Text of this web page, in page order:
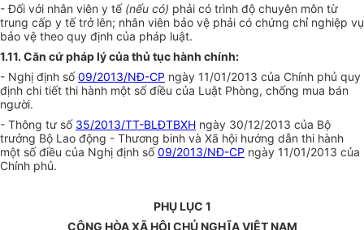
- Đối với nhân viên y tế (nếu có) phải có trình độ chuyên môn từ
trung cấp y tế trở lên; nhân viên bảo vệ phải có chứng chỉ nghiệp vụ
bảo vệ theo quy định của pháp luật.
1.11. Căn cứ pháp lý của thủ tục hành chính:
- Nghị định số09/2013/NĐ-CP ngày 11/01/2013 của Chính phủ quy
định chi tiết thi hành một số điều của Luật Phòng, chống mua bán
người.
- Thông tư số 35/2013/TT-BLĐTBXH ngày 30/12/2013 của Bộ
trưởng Bộ Lao động - Thương binh và Xã hội hướng dẫn thi hành
một số điều của Nghị định số09/2013/NĐ-CP ngày 11/01/2013 của
Chính phủ.
PHỤ LỤC 1
CỘNG HÒA XÃ HỘI CHỦ NGHĨA VIỆT NAM